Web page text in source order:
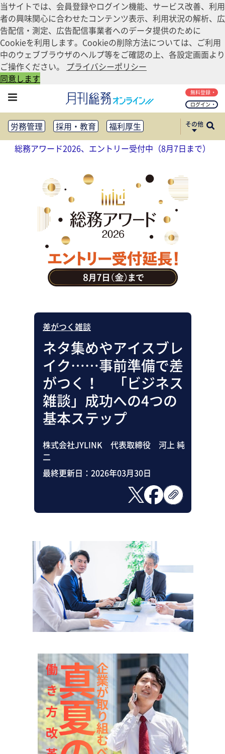
当サイトでは、会員登録やログイン機能、サービス改善、利用
者の興味関心に合わせたコンテンツ表示、利用状況の解析、広
告配信・測定、広告配信事業者へのデータ提供のために
Cookieを利用します。Cookieの削除方法については、ご利用
中のウェブブラウザのヘルプ等をご確認の上、各設定画面より
ご操作ください。 プライバシーポリシー
同意します
ログイン
無料登録
労務管理 採用・教育
福利厚生
健康経営
働き方改革
法務・コンプライアンス
リスクマネジメント・BCP
社外・社内広報
社外・社内コミュニケーション活性化
FM・オフィス移転
CSR・SDGs
テクノロジー活用・DX
助成金・補助金・コスト削減
アウトソーシング・BPO
調査・レポート
その他
総務アワード2026、エントリー受付中（8月7日まで）
差がつく雑談
ネタ集めやアイスブレ
イク……事前準備で差
がつく！ 「ビジネス
雑談」成功への4つの
基本ステップ
株式会社JYLINK 代表取締役 河上 純
二
最終更新日： 2026年03月30日